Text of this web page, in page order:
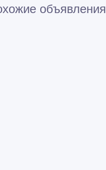
объявления